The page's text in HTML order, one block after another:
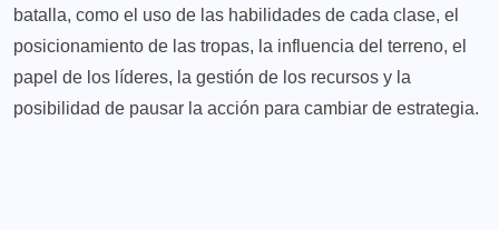
batalla, como el uso de las habilidades de cada clase, el
posicionamiento de las tropas, la influencia del terreno, el
papel de los líderes, la gestión de los recursos y la
posibilidad de pausar la acción para cambiar de estrategia.